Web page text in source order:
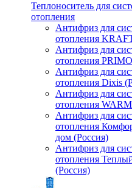
Теплоноситель для
отопления
Антифриз для
отопления
Антифриз для
отопления
Антифриз для
отопления Dixis
Антифриз для
отопления
Антифриз для
отопления
дом (Россия)
Антифриз для
отопления
(Россия)